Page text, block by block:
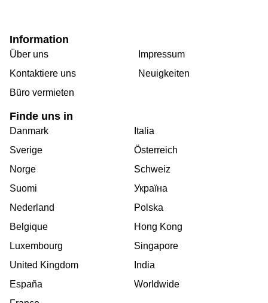
Information
Über uns
Kontaktiere uns
Büro vermieten
Impressum
Neuigkeiten
Finde uns in
Danmark
Sverige
Norge
Suomi
Nederland
Belgique
Luxembourg
United Kingdom
España
Italia
Österreich
Schweiz
Україна
Polska
Hong Kong
Singapore
India
Worldwide